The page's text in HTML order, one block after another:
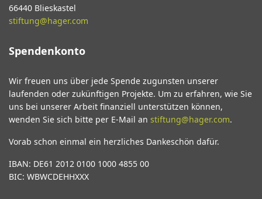
66440 Blieskastel
stiftung@hager.com
Spendenkonto
Wir freuen uns über jede Spende zugunsten unserer
laufenden oder zukünftigen Projekte. Um zu erfahren, wie Sie
uns bei unserer Arbeit finanziell unterstützen können,
wenden Sie sich bitte per E-Mail an stiftung@hager.com.
Vorab schon einmal ein herzliches Dankeschön dafür.
IBAN: DE61 2012 0100 1000 4855 00
BIC: WBWCDEHHXXX